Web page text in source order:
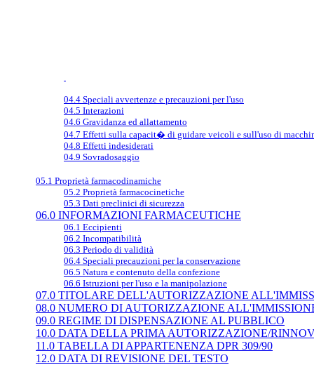
04.4 Speciali avvertenze e precauzioni per l'uso
04.5 Interazioni
04.6 Gravidanza ed allattamento
04.7 Effetti sulla capacit� di guidare veicoli e sull'uso di
04.8 Effetti indesiderati
04.9 Sovradosaggio
05.1 Proprietà farmacodinamiche
05.2 Proprietà farmacocinetiche
05.3 Dati preclinici di sicurezza
06.0 INFORMAZIONI FARMACEUTICHE
06.1 Eccipienti
06.2 Incompatibilità
06.3 Periodo di validità
06.4 Speciali precauzioni per la conservazione
06.5 Natura e contenuto della confezione
06.6 Istruzioni per l'uso e la manipolazione
07.0 TITOLARE DELL'AUTORIZZAZIONE
08.0 NUMERO DI AUTORIZZAZIONE
09.0 REGIME DI DISPENSAZIONE AL PUBBLICO
10.0 DATA DELLA PRIMA AUTORIZZAZIONE/
11.0 TABELLA DI APPARTENENZA DPR 309/90
12.0 DATA DI REVISIONE DEL TESTO